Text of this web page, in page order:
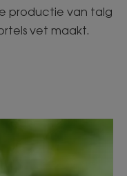
productie van talg
vet maakt.